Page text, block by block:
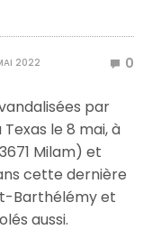
2022 0
par
le 8 mai, à
Milam) et
cette dernière
Barthélémy et
aussi.